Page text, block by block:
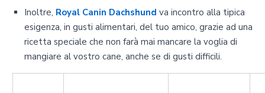
Inoltre, Royal Canin Dachshund va incontro alla tipica
esigenza, in gusti alimentari, del tuo amico, grazie ad una
ricetta speciale che non farà mai mancare la voglia di
mangiare al vostro cane, anche se di gusti difficili.